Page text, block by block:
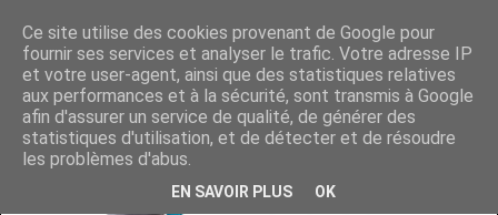
Ce site utilise des cookies provenant de Google pour
fournir ses services et analyser le trafic. Votre adresse IP
et votre user-agent, ainsi que des statistiques relatives
aux performances et à la sécurité, sont transmis à Google
afin d'assurer un service de qualité, de générer des
statistiques d'utilisation, et de détecter et de résoudre
les problèmes d'abus.
EN SAVOIR PLUS OK